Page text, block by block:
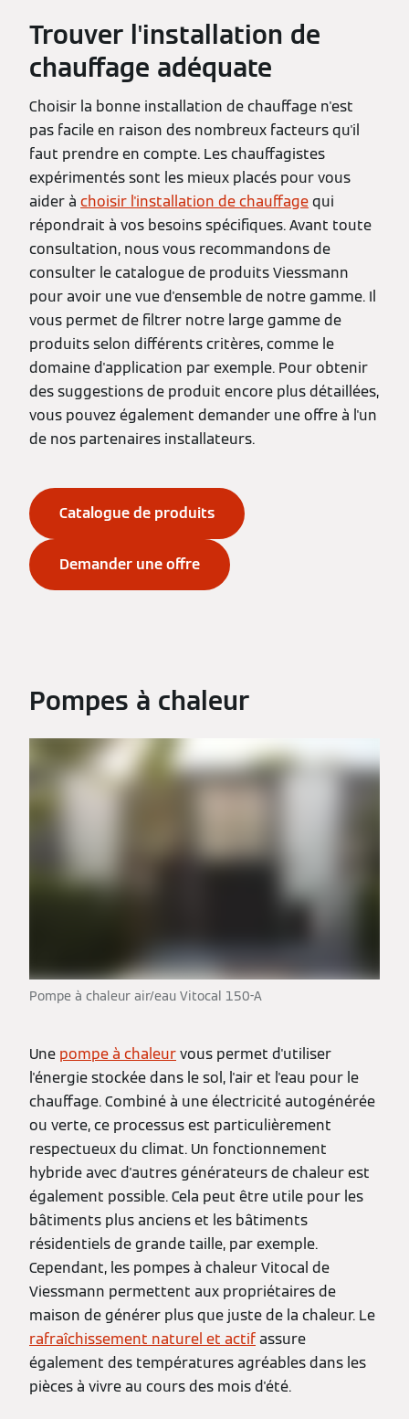
Trouver l'installation de
chauffage adéquate
Choisir la bonne installation de chauffage n'est
pas facile en raison des nombreux facteurs qu'il
faut prendre en compte. Les chauffagistes
expérimentés sont les mieux placés pour vous
aider à choisir l'installation de chauffagequi
répondrait à vos besoins spécifiques. Avant toute
consultation, nous vous recommandons de
consulter le catalogue de produits Viessmann
pour avoir une vue d'ensemble de notre gamme. Il
vous permet de filtrer notre large gamme de
produits selon différents critères, comme le
domaine d'application par exemple. Pour obtenir
des suggestions de produit encore plus détaillées,
vous pouvez également demander une offre à l'un
de nos partenaires installateurs.
Catalogue de produits
Demander une offre
Pompes à chaleur
Pompe à chaleur air/eau Vitocal 150-A
Une pompe à chaleurvous permet d'utiliser
l'énergie stockée dans le sol, l'air et l'eau pour le
chauffage. Combiné à une électricité autogénérée
ou verte, ce processus est particulièrement
respectueux du climat. Un fonctionnement
hybride avec d'autres générateurs de chaleur est
également possible. Cela peut être utile pour les
bâtiments plus anciens et les bâtiments
résidentiels de grande taille, par exemple.
Cependant, les pompes à chaleur Vitocal de
Viessmann permettent aux propriétaires de
maison de générer plus que juste de la chaleur. Le
rafraîchissement naturel et actifassure
également des températures agréables dans les
pièces à vivre au cours des mois d'été.